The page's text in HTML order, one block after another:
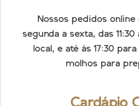
Nossos pedidos
segunda a sexta, das
local, e até às 17:30
molhos para
Cardápio